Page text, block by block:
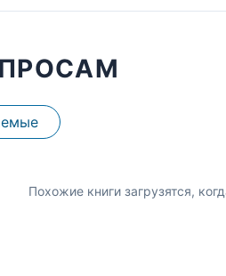
Похожие книги загрузятся,